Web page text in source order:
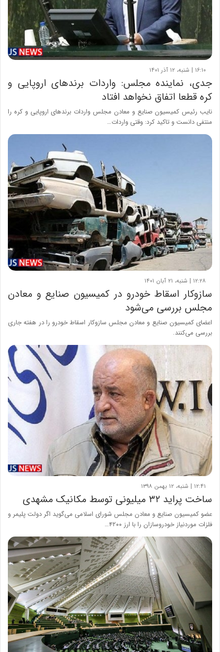
۱۶:۱۰ | شنبه، ۱۲ آذر ۱۴۰۱
جدی، نماینده مجلس: واردات برندهای اروپایی و
کره قطعا اتفاق نخواهد افتاد
نایب رئیس کمیسیون صنایع و معادن مجلس واردات برندهای اروپایی و کره را
منتفی دانست و تاکید کرد: وقتی واردات…
۱۲:۲۸ | شنبه، ۲۱ آبان ۱۴۰۱
سازوکار اسقاط خودرو در کمیسیون صنایع و معادن
مجلس بررسی می‌شود
اعضای کمیسیون صنایع و معادن مجلس سازوکار اسقاط خودرو را در هفته جاری
بررسی می‌کنند.
۱۲:۴۱ | شنبه، ۱۲ بهمن ۱۳۹۸
ساخت پراید ۳۲ میلیونی توسط مکانیک مشهدی
عضو کمیسیون صنایع و معادن مجلس شورای اسلامی می‌گوید اگر دولت پلیمر و
فلزات موردنیاز خودروسازان را با ارز ۴۲۰۰…